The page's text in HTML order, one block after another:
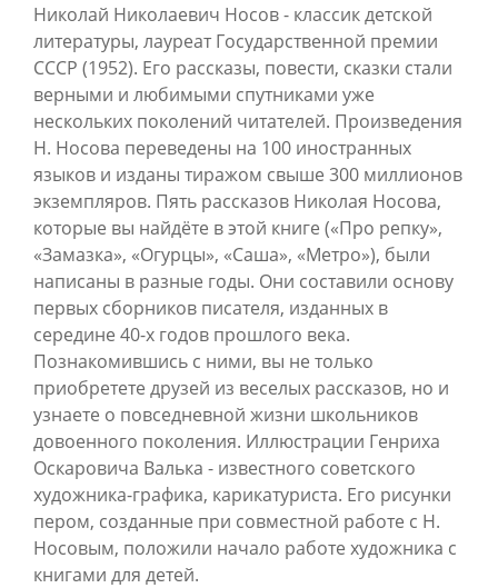
Николай Николаевич Носов - классик детской
литературы, лауреат Государственной премии
СССР (1952). Его рассказы, повести, сказки стали
верными и любимыми спутниками уже
нескольких поколений читателей. Произведения
Н. Носова переведены на 100 иностранных
языков и изданы тиражом свыше 300 миллионов
экземпляров. Пять рассказов Николая Носова,
которые вы найдёте в этой книге («Про репку»,
«Замазка», «Огурцы», «Саша», «Метро»), были
написаны в разные годы. Они составили основу
первых сборников писателя, изданных в
середине 40-х годов прошлого века.
Познакомившись с ними, вы не только
приобретете друзей из веселых рассказов, но и
узнаете о повседневной жизни школьников
довоенного поколения. Иллюстрации Генриха
Оскаровича Валька - известного советского
художника-графика, карикатуриста. Его рисунки
пером, созданные при совместной работе с Н.
Носовым, положили начало работе художника с
книгами для детей.